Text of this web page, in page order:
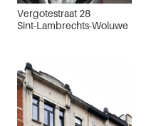
Vergotestraat 28
Sint-Lambrechts-Woluwe